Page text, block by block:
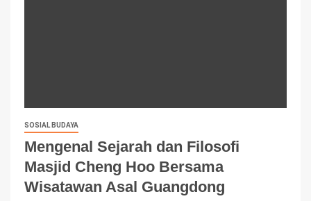
SOSIAL BUDAYA
Mengenal Sejarah dan Filosofi
Masjid Cheng Hoo Bersama
Wisatawan Asal Guangdong